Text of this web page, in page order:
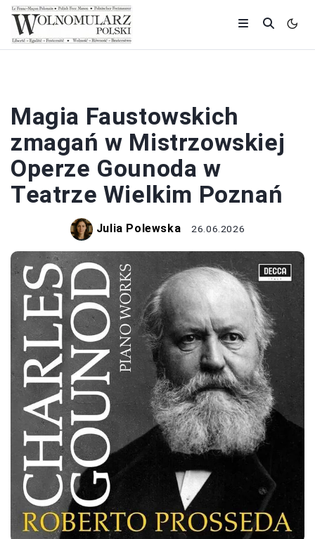
Magia Faustowskich
zmagań w Mistrzowskiej
Operze Gounoda w
Teatrze Wielkim Poznań
Julia Polewska 26.06.2026